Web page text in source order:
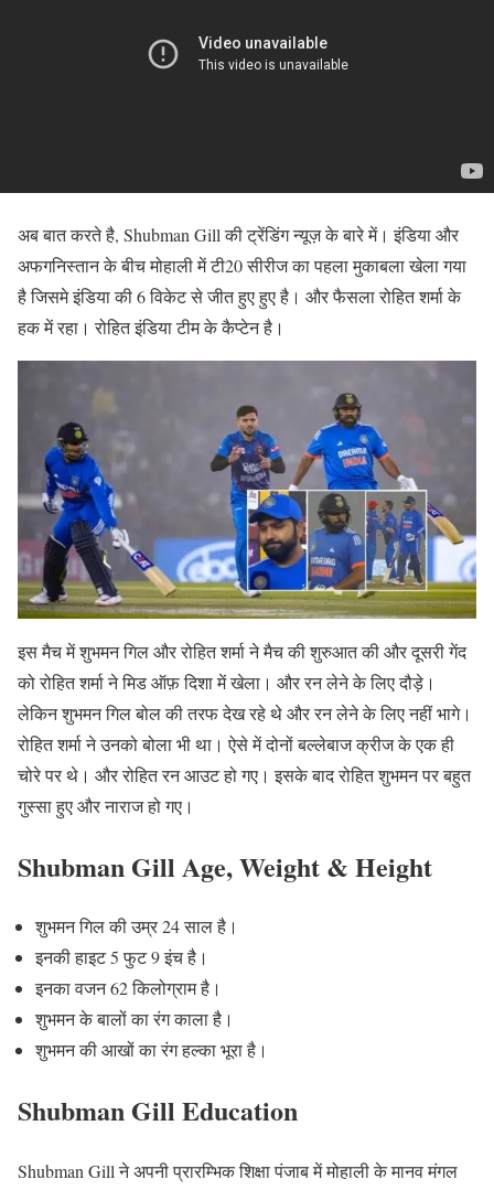
अब बात करते है, Shubman Gill की ट्रेंडिंग न्यूज़ के बारे में। इंडिया और
अफगनिस्तान के बीच मोहाली में टी20 सीरीज का पहला मुकाबला खेला गया
है जिसमे इंडिया की 6 विकेट से जीत हुए हुए है। और फैसला रोहित शर्मा के
हक में रहा। रोहित इंडिया टीम के कैप्टेन है।
इस मैच में शुभमन गिल और रोहित शर्मा ने मैच की शुरुआत की और दूसरी गेंद
को रोहित शर्मा ने मिड ऑफ़ दिशा में खेला। और रन लेने के लिए दौड़े।
लेकिन शुभमन गिल बोल की तरफ देख रहे थे और रन लेने के लिए नहीं भागे।
रोहित शर्मा ने उनको बोला भी था। ऐसे में दोनों बल्लेबाज क्रीज के एक ही
चोरे पर थे। और रोहित रन आउट हो गए। इसके बाद रोहित शुभमन पर बहुत
गुस्सा हुए और नाराज हो गए।
Shubman Gill Age, Weight & Height
शुभमन गिल की उम्र 24 साल है।
इनकी हाइट 5 फुट 9 इंच है।
इनका वजन 62 किलोग्राम है।
शुभमन के बालों का रंग काला है।
शुभमन की आखों का रंग हल्का भूरा है।
Shubman Gill Education
Shubman Gill ने अपनी प्रारम्भिक शिक्षा पंजाब में मोहाली के मानव मंगल